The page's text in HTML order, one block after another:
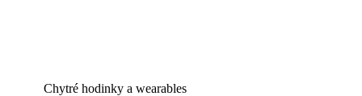
Chytré hodinky a wearables